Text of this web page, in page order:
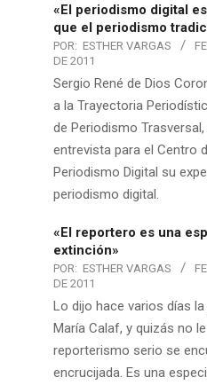
«El periodismo digital
que el periodismo
POR: ESTHER VARGAS
DE 2011
Sergio René de Dios
a la Trayectoria
de Periodismo
entrevista para el Centro
Periodismo Digital su
periodismo digital.
«El reportero es una
extinción»
POR: ESTHER VARGAS
DE 2011
Lo dijo hace varios días
María Calaf, y quizás no
reporterismo serio se
encrucijada. Es una